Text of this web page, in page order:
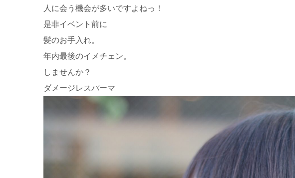
人に会う機会が多いですよねっ！
是非イベント前に
髪のお手入れ。
年内最後のイメチェン。
しませんか？
ダメージレスパーマ